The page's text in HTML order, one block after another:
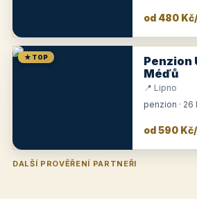
od 480
★ TOP
Penzion
Méďů
📍 Lipno
penzion · 26
od 590
DALŠÍ PROVĚŘENÍ PARTNEŘI
Penzion U Zámku Pension Faber